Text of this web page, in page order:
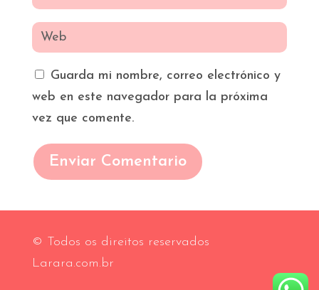
Guarda mi nombre, correo electrónico y
web en este navegador para la próxima
vez que comente.
Enviar Comentario
© Todos os direitos reservados
Larara.com.br